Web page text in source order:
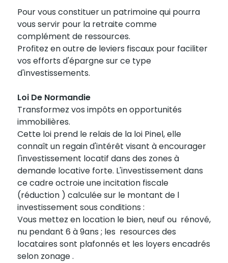
Pour vous constituer un patrimoine qui pourra
vous servir pour la retraite comme
complément de ressources.
Profitez en outre de leviers fiscaux pour faciliter
vos efforts d'épargne sur ce type
d'investissements.
Loi De Normandie
Transformez vos impôts en opportunités
immobilières.
Cette loi prend le relais de la loi Pinel, elle
connaît un regain d'intérêt visant à encourager
l'investissement locatif dans des zones à
demande locative forte. L'investissement dans
ce cadre octroie une incitation fiscale
(réduction ) calculée sur le montant de l
investissement sous conditions :
Vous mettez en location le bien, neuf ou rénové,
nu pendant 6 à 9ans ; les resources des
locataires sont plafonnés et les loyers encadrés
selon zonage .